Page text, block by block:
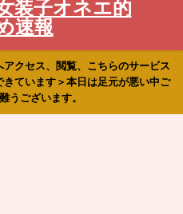
装子オネエ的
速報
クセス、閲覧、こちらのサービス
ています＞本日は足元が悪い中ご
うございます。